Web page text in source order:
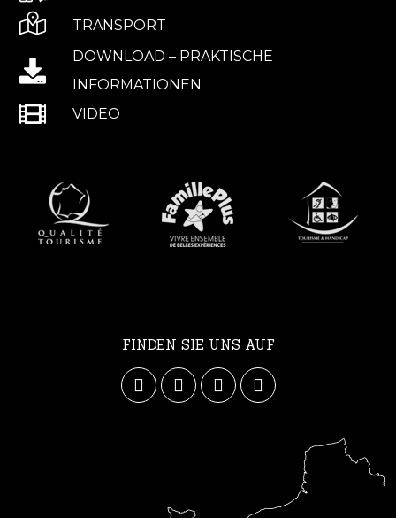
TRANSPORT
DOWNLOAD – PRAKTISCHE
INFORMATIONEN
VIDEO
FINDEN SIE UNS AUF